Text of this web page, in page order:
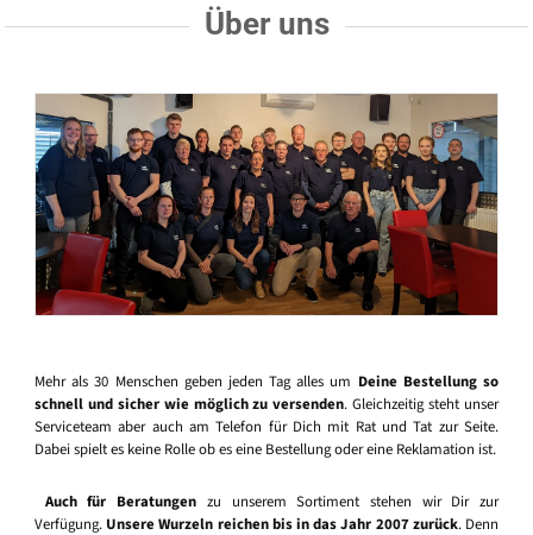
Über uns
Mehr als 30 Menschen geben jeden Tag alles um Deine Bestellung so
schnell und sicher wie möglich zu versenden. Gleichzeitig steht unser
Serviceteam aber auch am Telefon für Dich mit Rat und Tat zur Seite.
Dabei spielt es keine Rolle ob es eine Bestellung oder eine Reklamation ist.
Auch für Beratungen zu unserem Sortiment stehen wir Dir zur
Verfügung. Unsere Wurzeln reichen bis in das Jahr 2007 zurück. Denn